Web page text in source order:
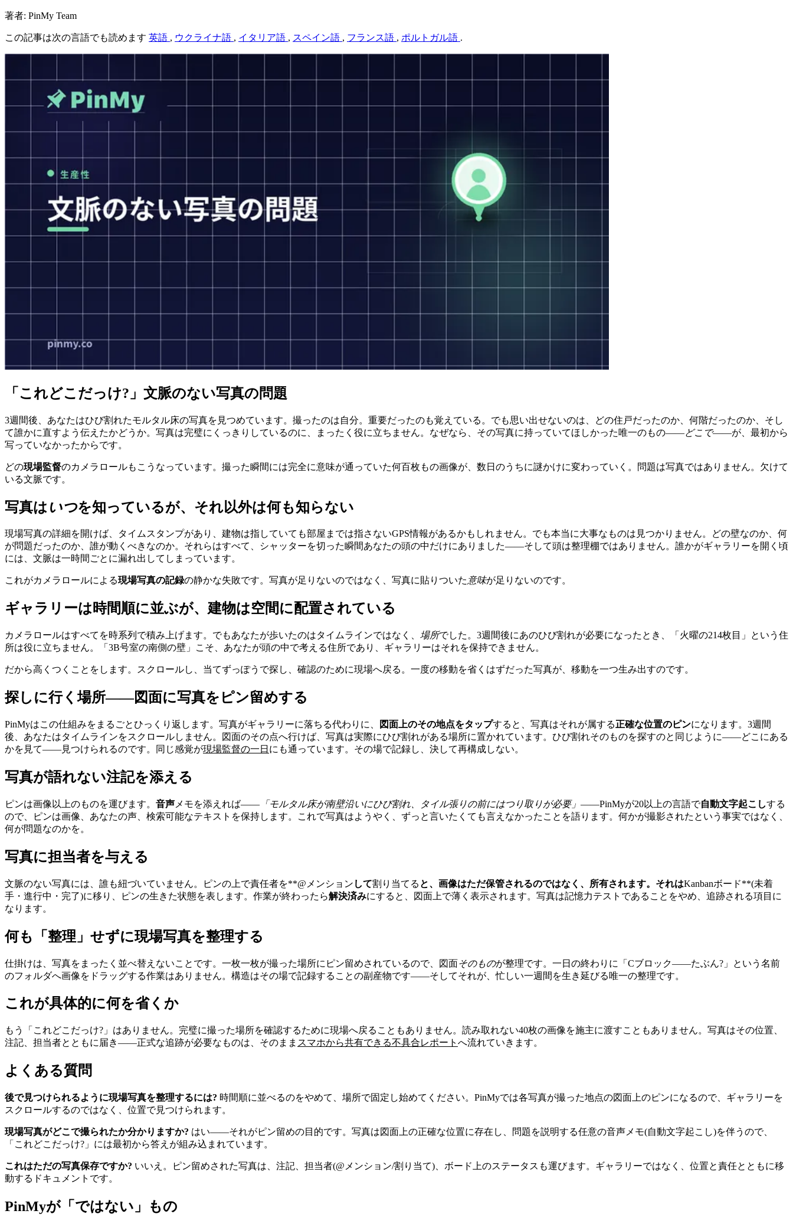
著者: PinMy Team
この記事は次の言語でも読めます 英語 , ウクライナ語 , イタリア語 , スペイン語 , フランス語 , ポルトガル語 .
「これどこだっけ?」文脈のない写真の問題
3週間後、あなたはひび割れたモルタル床の写真を見つめています。撮ったのは自分。重要だったのも覚えている。でも思い出せないのは、どの住戸だったのか、何階だったのか、そし
て誰かに直すよう伝えたかどうか。写真は完璧にくっきりしているのに、まったく役に立ちません。なぜなら、その写真に持っていてほしかった唯一のもの――どこで――が、最初から
写っていなかったからです。
どの現場監督のカメラロールもこうなっています。撮った瞬間には完全に意味が通っていた何百枚もの画像が、数日のうちに謎かけに変わっていく。問題は写真ではありません。欠けて
いる文脈です。
写真は いつを知っているが、それ以外は何も知らない
現場写真の詳細を開けば、タイムスタンプがあり、建物は指していても部屋までは指さないGPS情報があるかもしれません。でも本当に大事なものは見つかりません。どの壁なのか、何
が問題だったのか、誰が動くべきなのか。それらはすべて、シャッターを切った瞬間あなたの頭の中だけにありました――そして頭は整理棚ではありません。誰かがギャラリーを開く頃
には、文脈は一時間ごとに漏れ出してしまっています。
これがカメラロールによる現場写真の記録の静かな失敗です。写真が足りないのではなく、写真に貼りついた意味が足りないのです。
ギャラリーは時間順に並ぶが、建物は空間に配置されている
カメラロールはすべてを時系列で積み上げます。でもあなたが歩いたのはタイムラインではなく、 場所でした。3週間後にあのひび割れが必要になったとき、「火曜の214枚目」という住
所は役に立ちません。「3B号室の南側の壁」こそ、あなたが頭の中で考える住所であり、ギャラリーはそれを保持できません。
だから高くつくことをします。スクロールし、当てずっぽうで探し、確認のために現場へ戻る。一度の移動を省くはずだった写真が、移動を一つ生み出すのです。
探しに行く場所――図面に写真をピン留めする
PinMyはこの仕組みをまるごとひっくり返します。写真がギャラリーに落ちる代わりに、 図面上のその地点をタップすると、写真はそれが属する正確な位置のピンになります。3週間
後、あなたはタイムラインをスクロールしません。図面のその点へ行けば、写真は実際にひび割れがある場所に置かれています。ひび割れそのものを探すのと同じように――どこにある
かを見て――見つけられるのです。同じ感覚が現場監督の一日 にも通っています。その場で記録し、決して再構成しない。
写真が語れない注記を添える
ピンは画像以上のものを運びます。 音声 メモを添えれば―― 「モルタル床が南壁沿いにひび割れ、タイル張りの前にはつり取りが必要」 ――PinMyが20以上の言語で自動文字起こしする
ので、ピンは画像、あなたの声、検索可能なテキストを保持します。これで写真はようやく、ずっと言いたくても言えなかったことを語ります。何かが撮影されたという事実ではなく、
何が問題なのかを。
写真に担当者を与える
文脈のない写真には、誰も紐づいていません。ピンの上で責任者を**@メンション して割り当てる と、画像はただ保管されるのではなく、所有されます。それはKanbanボード**(未着
手・進行中・完了)に移り、ピンの生きた状態を表します。作業が終わったら解決済みにすると、図面上で薄く表示されます。写真は記憶力テストであることをやめ、追跡される項目に
なります。
何も「整理」せずに現場写真を整理する
仕掛けは、写真をまったく並べ替えないことです。一枚一枚が撮った場所にピン留めされているので、図面そのものが整理です。一日の終わりに「Cブロック――たぶん?」という名前
のフォルダへ画像をドラッグする作業はありません。構造はその場で記録することの副産物です――そしてそれが、忙しい一週間を生き延びる唯一の整理です。
これが具体的に何を省くか
もう「これどこだっけ?」はありません。完璧に撮った場所を確認するために現場へ戻ることもありません。読み取れない40枚の画像を施主に渡すこともありません。写真はその位置、
注記、担当者とともに届き――正式な追跡が必要なものは、そのまま スマホから共有できる不具合レポート へ流れていきます。
よくある質問
後で見つけられるように現場写真を整理するには? 時間順に並べるのをやめて、場所で固定し始めてください。PinMyでは各写真が撮った地点の図面上のピンになるので、ギャラリーを
スクロールするのではなく、位置で見つけられます。
現場写真がどこで撮られたか分かりますか? はい――それがピン留めの目的です。写真は図面上の正確な位置に存在し、問題を説明する任意の音声メモ(自動文字起こし)を伴うので、
「これどこだっけ?」には最初から答えが組み込まれています。
これはただの写真保存ですか? いいえ。ピン留めされた写真は、注記、担当者(@メンション/割り当て)、ボード上のステータスも運びます。ギャラリーではなく、位置と責任とともに移
動するドキュメントです。
PinMyが「ではない」もの